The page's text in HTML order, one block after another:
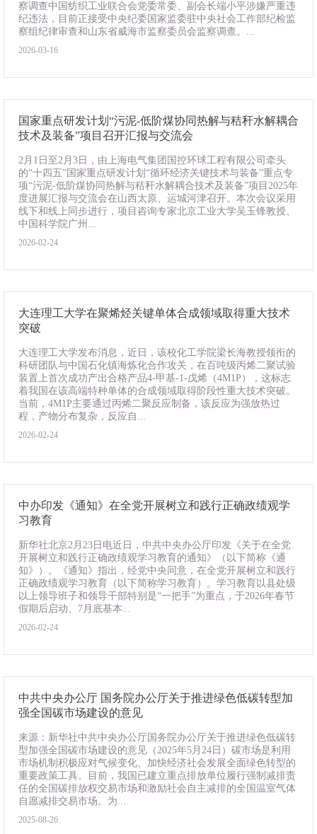
察调查中国纺织工业联合会党委常委、副会长端小平涉嫌严重违
纪违法，目前正接受中央纪委国家监委驻中央社会工作部纪检监
察组纪律审查和山东省威海市监察委员会监察调查。...
2026-03-16
国家重点研发计划“污泥-低阶煤协同热解与秸秆水解耦合
技术及装备”项目召开汇报与交流会
2月1日至2月3日，由上海电气集团国控环球工程有限公司牵头
的“十四五”国家重点研发计划“循环经济关键技术与装备”重点专
项“污泥-低阶煤协同热解与秸秆水解耦合技术及装备”项目2025年
度进展汇报与交流会在山西太原、运城河津召开。本次会议采用
线下和线上同步进行，项目咨询专家北京工业大学吴玉锋教授、
中国科学院广州...
2026-02-24
大连理工大学在聚烯烃关键单体合成领域取得重大技术
突破
大连理工大学发布消息，近日，该校化工学院梁长海教授领衔的
科研团队与中国石化镇海炼化合作攻关，在百吨级丙烯二聚试验
装置上首次成功产出合格产品4-甲基-1-戊烯（4M1P），这标志
着我国在该高端特种单体的合成领域取得阶段性重大技术突破。
当前，4M1P主要通过丙烯二聚反应制备，该反应为强放热过
程，产物分布复杂，反应自...
2026-02-24
中办印发《通知》在全党开展树立和践行正确政绩观学
习教育
新华社北京2月23日电近日，中共中央办公厅印发《关于在全党
开展树立和践行正确政绩观学习教育的通知》（以下简称《通
知》）。《通知》指出，经党中央同意，在全党开展树立和践行
正确政绩观学习教育（以下简称学习教育）。学习教育以县处级
以上领导班子和领导干部特别是“一把手”为重点，于2026年春节
假期后启动、7月底基本...
2026-02-24
中共中央办公厅 国务院办公厅关于推进绿色低碳转型加
强全国碳市场建设的意见
来源：新华社中共中央办公厅国务院办公厅关于推进绿色低碳转
型加强全国碳市场建设的意见（2025年5月24日）碳市场是利用
市场机制积极应对气候变化、加快经济社会发展全面绿色转型的
重要政策工具。目前，我国已建立重点排放单位履行强制减排责
任的全国碳排放权交易市场和激励社会自主减排的全国温室气体
自愿减排交易市场。为...
2025-08-26